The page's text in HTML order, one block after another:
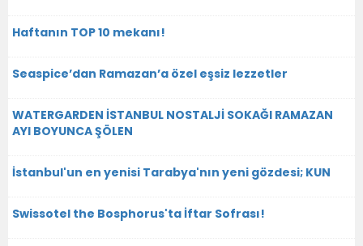
Haftanın TOP 10 mekanı!
Seaspice’dan Ramazan’a özel eşsiz lezzetler
WATERGARDEN İSTANBUL NOSTALJİ SOKAĞI RAMAZAN
AYI BOYUNCA ŞÖLEN
İstanbul'un en yenisi Tarabya'nın yeni gözdesi; KUN
Swissotel the Bosphorus'ta İftar Sofrası!